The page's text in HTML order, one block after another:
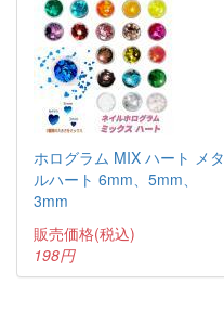
ホログラム MIX ハート メタ
ルハート 6mm、5mm、
3mm
販売価格(税込)
198円